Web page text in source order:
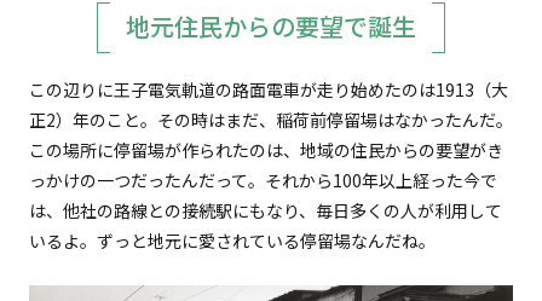
地元住民からの要望で誕生
この辺りに王子電気軌道の路面電車が走り始めたのは1913（大
正2）年のこと。その時はまだ、稲荷前停留場はなかったんだ。
この場所に停留場が作られたのは、地域の住民からの要望がき
っかけの一つだったんだって。それから100年以上経った今で
は、他社の路線との接続駅にもなり、毎日多くの人が利用して
いるよ。ずっと地元に愛されている停留場なんだね。